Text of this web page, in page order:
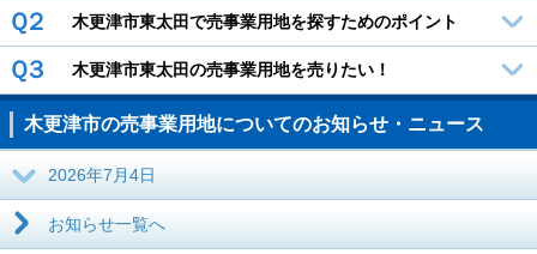
Ｑ２ 木更津市東太田で売事業用地を探すためのポイント
Ｑ３ 木更津市東太田の売事業用地を売りたい！
木更津市の売事業用地についてのお知らせ・ニュース
2026年7月4日
お知らせ一覧へ